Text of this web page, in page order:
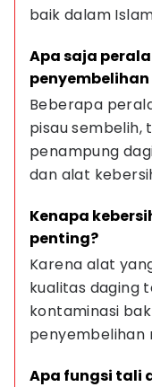
baik dalam
Apa saja
Beberapa
pisau sembelih,
penampung
dan alat
Kenapa
penting?
Karena alat
kualitas daging
kontaminasi
penyembelihan
Apa fungsi tali